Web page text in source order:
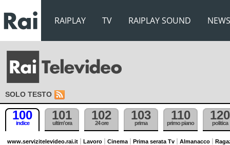
RAIPLAY TV RAIPLAY SOUND NEWS
SOLO TESTO
100
indice
101
ultim'ora
102
24 ore
103
prima
110
primo piano
120
politica
www.servizitelevideo.rai.it Lavoro Cinema Prima serata Tv Almanacco